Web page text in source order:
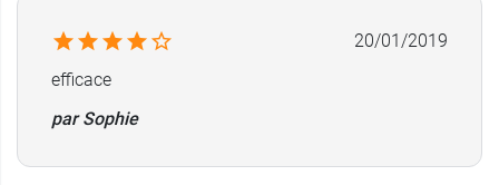
20/01/2019
efficace
par Sophie